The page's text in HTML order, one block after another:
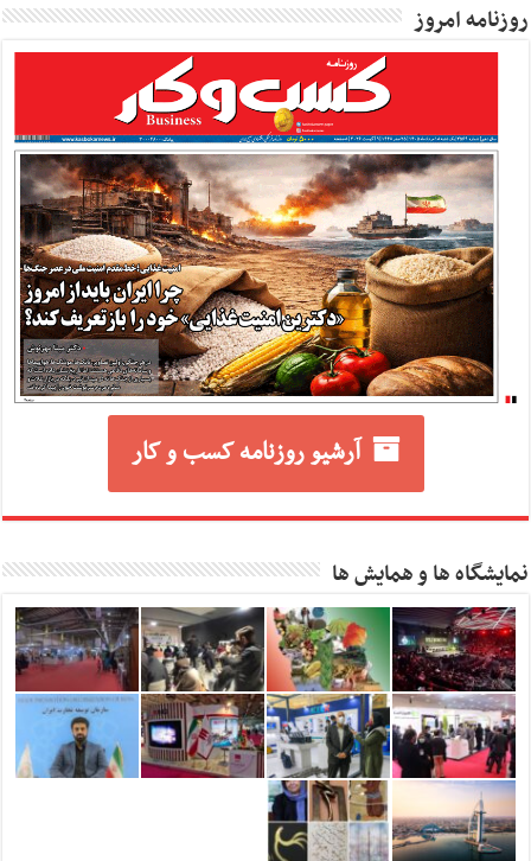
روزنامه امروز
آرشیو روزنامه کسب و کار
نمایشگاه ها و همایش ها